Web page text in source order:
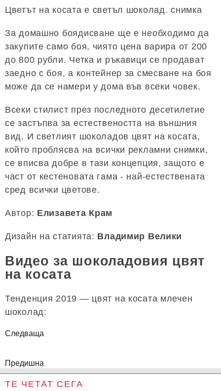
Цветът на косата е светъл шоколад. снимка
За домашно боядисване ще е необходимо да
закупите само боя, чиято цена варира от 200
до 800 рубли. Четка и ръкавици се продават
заедно с боя, а контейнер за смесване на боя
може да се намери у дома във всеки човек.
Всеки стилист през последното десетилетие
се застъпва за естествеността на външния
вид. И светлият шоколадов цвят на косата,
който проблясва на всички рекламни снимки,
се вписва добре в тази концепция, защото е
част от кестеновата гама - най-естествената
сред всички цветове.
Автор: Елизавета Крам
Дизайн на статията: Владимир Велики
Видео за шоколадовия цвят
на косата
Тенденция 2019 — цвят на косата млечен
шоколад:
Следваща
Предишна
ТЕ ЧЕТАТ СЕГА